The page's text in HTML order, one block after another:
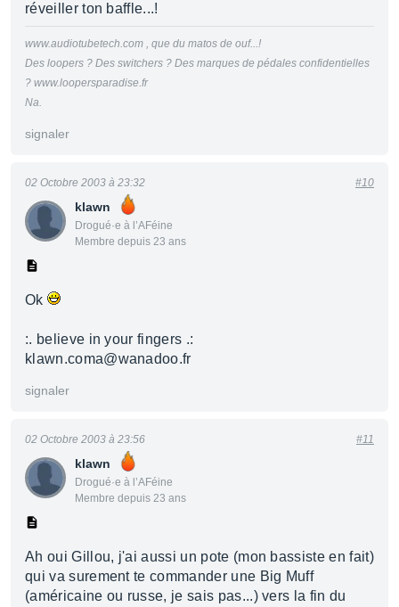
réveiller ton baffle...!
www.audiotubetech.com , que du matos de ouf...!
Des loopers ? Des switchers ? Des marques de pédales confidentielles
? www.loopersparadise.fr
Na.
signaler
klawn
Drogué·e à l’AFéine
Membre depuis 23 ans
02 Octobre 2003 à 23:32 #10
Ok
:. believe in your fingers .:
klawn.coma@wanadoo.fr
signaler
klawn
Drogué·e à l’AFéine
Membre depuis 23 ans
02 Octobre 2003 à 23:56 #11
Ah oui Gillou, j'ai aussi un pote (mon bassiste en fait)
qui va surement te commander une Big Muff
(américaine ou russe, je sais pas...) vers la fin du